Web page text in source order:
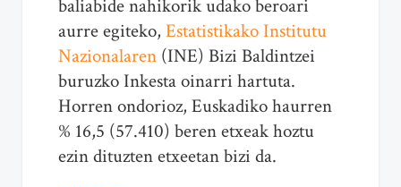
baliabide nahikorik udako beroari
aurre egiteko, Estatistikako Institutu
Nazionalaren (INE) Bizi Baldintzei
buruzko Inkesta oinarri hartuta.
Horren ondorioz, Euskadiko haurren
% 16,5 (57.410) beren etxeak hoztu
ezin dituzten etxeetan bizi da.